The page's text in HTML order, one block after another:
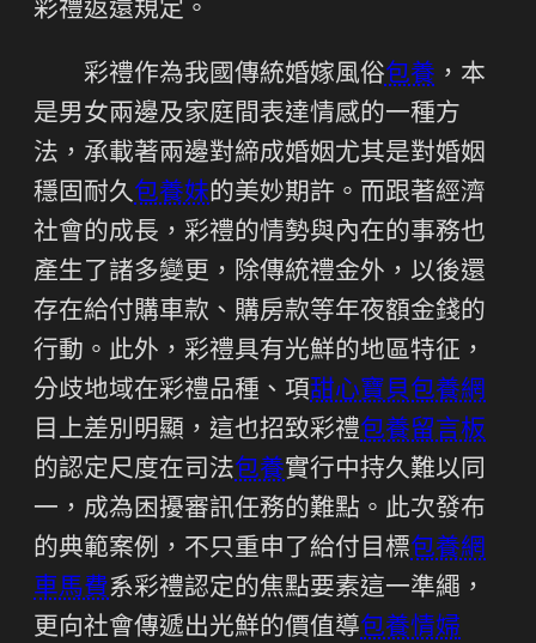
彩禮返還規定。
彩禮作為我國傳統婚嫁風俗包養 ，本
是男女兩邊及家庭間表達情感的一種方
法，承載著兩邊對締成婚姻尤其是對婚姻
穩固耐久包養妹的美妙期許。而跟著經濟
社會的成長，彩禮的情勢與內在的事務也
產生了諸多變更，除傳統禮金外，以後還
存在給付購車款、購房款等年夜額金錢的
行動。此外，彩禮具有光鮮的地區特征，
分歧地域在彩禮品種、項甜心寶貝包養網
目上差別明顯，這也招致彩禮包養留言板
的認定尺度在司法包養實行中持久難以同
一，成為困擾審訊任務的難點。此次發布
的典範案例，不只重申了給付目標包養網
車馬費系彩禮認定的焦點要素這一準繩，
更向社會傳遞出光鮮的價值導包養情婦